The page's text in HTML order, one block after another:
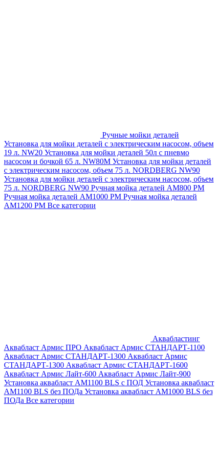
Ручные мойки деталей
Установка для мойки деталей с электрическим насосом, объем
19 л. NW20 Установка для мойки деталей 50л с пневмо
насосом и бочкой 65 л. NW80M Установка для мойки деталей
с электрическим насосом, объем 75 л. NORDBERG NW90
Установка для мойки деталей с электрическим насосом, объем
75 л. NORDBERG NW90 Ручная мойка деталей АМ800 РМ
Ручная мойка деталей АМ1000 РМ Ручная мойка деталей
АМ1200 РМ Все категории
Аквабластинг
Аквабласт Армис ПРО Аквабласт Армис СТАНДАРТ-1100
Аквабласт Армис СТАНДАРТ-1300 Аквабласт Армис
СТАНДАРТ-1300 Аквабласт Армис СТАНДАРТ-1600
Аквабласт Армис Лайт-600 Аквабласт Армис Лайт-900
Установка аквабласт AM1100 BLS с ПОД Установка аквабласт
AM1100 BLS без ПОДа Установка аквабласт AM1000 BLS без
ПОДа Все категории